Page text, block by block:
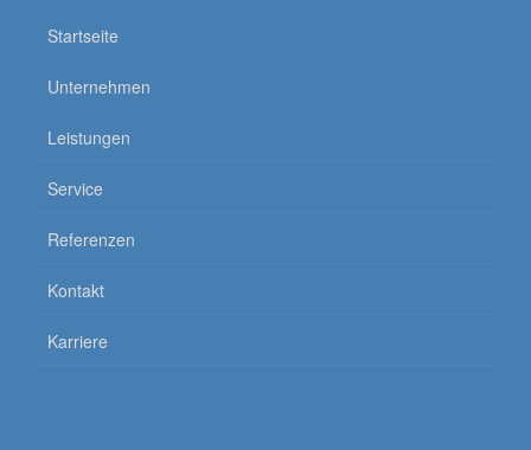
Startseite
Unternehmen
Leistungen
Service
Referenzen
Kontakt
Karriere